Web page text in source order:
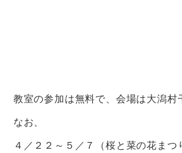
教室の参加は無料で、会場は大潟村
なお、
４／２２～５／７（桜と菜の花まつ